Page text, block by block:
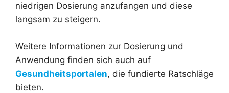
niedrigen Dosierung anzufangen und diese
langsam zu steigern.
Weitere Informationen zur Dosierung und
Anwendung finden sich auch auf
Gesundheitsportalen, die fundierte Ratschläge
bieten.